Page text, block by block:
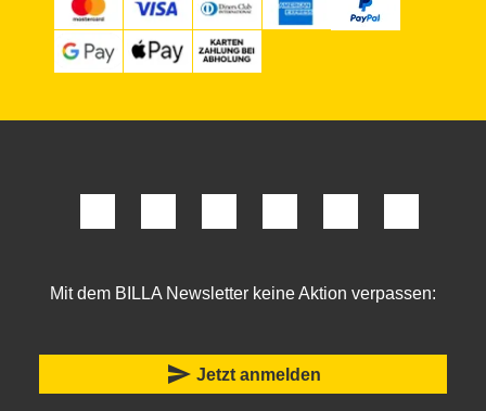
Mit dem BILLA Newsletter keine Aktion verpassen:
send Jetzt anmelden